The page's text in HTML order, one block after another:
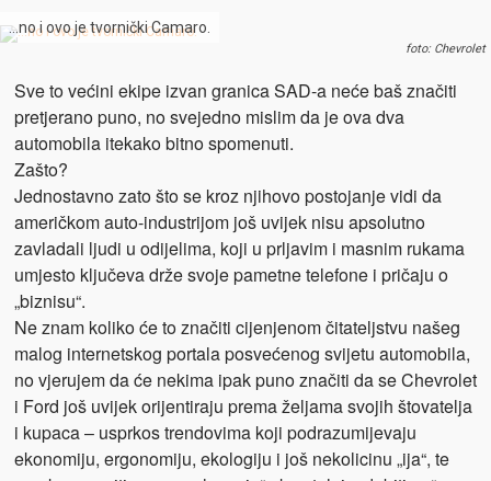
…no i ovo je tvornički Camaro.
foto: Chevrolet
Sve to većini ekipe izvan granica SAD-a neće baš značiti
pretjerano puno, no svejedno mislim da je ova dva
automobila itekako bitno spomenuti.
Zašto?
Jednostavno zato što se kroz njihovo postojanje vidi da
američkom auto-industrijom još uvijek nisu apsolutno
zavladali ljudi u odijelima, koji u prljavim i masnim rukama
umjesto ključeva drže svoje pametne telefone i pričaju o
„biznisu“.
Ne znam koliko će to značiti cijenjenom čitateljstvu našeg
malog internetskog portala posvećenog svijetu automobila,
no vjerujem da će nekima ipak puno značiti da se Chevrolet
i Ford još uvijek orijentiraju prema željama svojih štovatelja
i kupaca – usprkos trendovima koji podrazumijevaju
ekonomiju, ergonomiju, ekologiju i još nekolicinu „ija“, te